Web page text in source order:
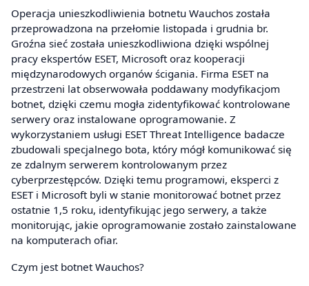
Operacja unieszkodliwienia botnetu Wauchos została
przeprowadzona na przełomie listopada i grudnia br.
Groźna sieć została unieszkodliwiona dzięki wspólnej
pracy ekspertów ESET, Microsoft oraz kooperacji
międzynarodowych organów ścigania. Firma ESET na
przestrzeni lat obserwowała poddawany modyfikacjom
botnet, dzięki czemu mogła zidentyfikować kontrolowane
serwery oraz instalowane oprogramowanie. Z
wykorzystaniem usługi ESET Threat Intelligence badacze
zbudowali specjalnego bota, który mógł komunikować się
ze zdalnym serwerem kontrolowanym przez
cyberprzestępców. Dzięki temu programowi, eksperci z
ESET i Microsoft byli w stanie monitorować botnet przez
ostatnie 1,5 roku, identyfikując jego serwery, a także
monitorując, jakie oprogramowanie zostało zainstalowane
na komputerach ofiar.
Czym jest botnet Wauchos?